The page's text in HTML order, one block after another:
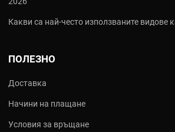
Какви са най‑често използваните видове
ПОЛЕЗНО
Доставка
Начини на плащане
Условия за връщане